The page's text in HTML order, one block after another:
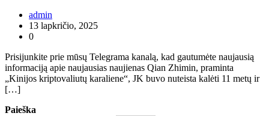
admin
13 lapkričio, 2025
0
Prisijunkite prie mūsų Telegrama kanalą, kad gautumėte naujausią
informaciją apie naujausias naujienas Qian Zhimin, praminta
„Kinijos kriptovaliutų karaliene“, JK buvo nuteista kalėti 11 metų ir
[…]
Paieška